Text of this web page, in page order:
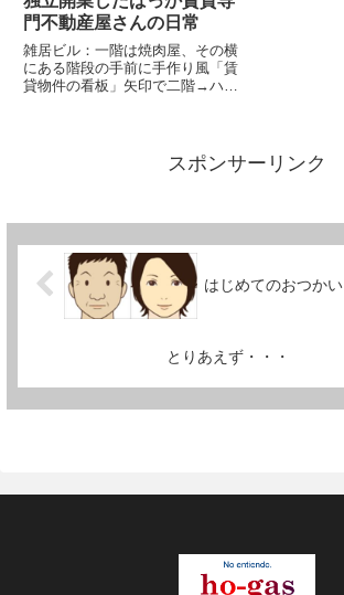
門不動産屋さんの日常
雑居ビル：一階は焼肉屋、その横
にある階段の手前に手作り風「賃
貸物件の看板」矢印で二階→ハウ
クイックです、おう！悪いね～あ
のさ～実はまた、パソコンがおかスポンサーリンク
はじめてのおつかい
とりあえず・・・